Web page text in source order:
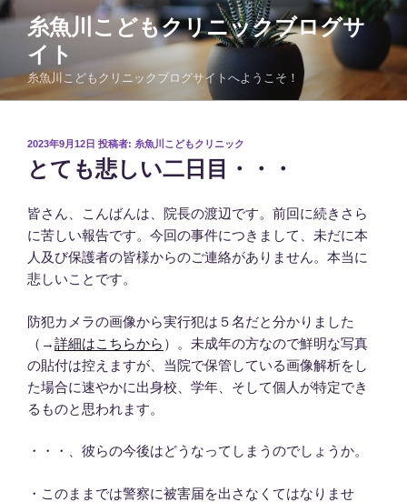
コ
ン
ツ
糸魚川こどもクリニックブログサ
イト
糸魚川こどもクリニックブログサイトへようこそ！
投
稿
日:
2023年9月12日 投稿者: 糸魚川こどもクリニック
とても悲しい二日目・・・
皆さん、こんばんは、院長の渡辺です。前回に続きさら
に苦しい報告です。今回の事件につきまして、未だに本
人及び保護者の皆様からのご連絡がありません。本当に
悲しいことです。
防犯カメラの画像から実行犯は５名だと分かりました
（→詳細はこちらから ）。未成年の方なので鮮明な写真
の貼付は控えますが、当院で保管している画像解析をし
た場合に速やかに出身校、学年、そして個人が特定でき
るものと思われます。
・・・、彼らの今後はどうなってしまうのでしょうか。
・このままでは警察に被害届を出さなくてはなりませ